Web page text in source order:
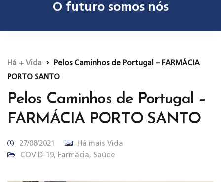
O futuro somos nós
Há + Vida
Pelos Caminhos de Portugal – FARMÁCIA
PORTO SANTO
Pelos Caminhos de Portugal –
FARMÁCIA PORTO SANTO
27/08/2021
Há mais Vida
COVID-19, Farmácia, Saúde